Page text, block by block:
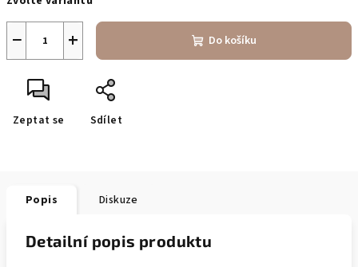
cena:
+
− Do košíku
Zeptat se Sdílet
Popis Diskuze
Detailní popis produktu